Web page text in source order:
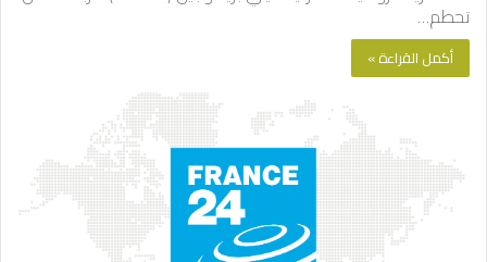
تحطم…
أكمل القراءة »